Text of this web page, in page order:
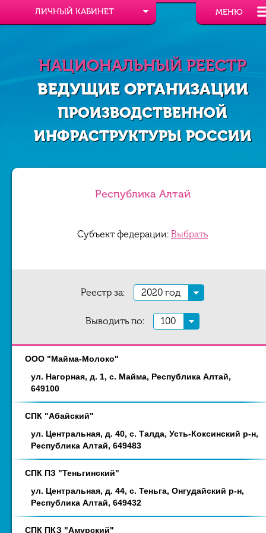
МЕНЮ
ЛИЧНЫЙ КАБИНЕТ
НАЦИОНАЛЬНЫЙ РЕЕСТР
ВЕДУЩИЕ ОРГАНИЗАЦИИ
ПРОИЗВОДСТВЕННОЙ
ИНФРАСТРУКТУРЫ РОССИИ
Республика Алтай
Субъект федерации: Выбрать
Реестр за: 2020 год
Выводить по: 100
Наименование
ООО "Майма-Молоко"
ул. Нагорная, д. 1, с. Майма, Республика Алтай,
649100
СПК "Абайский"
ул. Центральная, д. 40, с. Талда, Усть-Коксинский р-н,
Республика Алтай, 649483
СПК ПЗ "Теньгинский"
ул. Центральная, д. 44, с. Теньга, Онгудайский р-н,
Республика Алтай, 649432
СПК ПКЗ "Амурский"